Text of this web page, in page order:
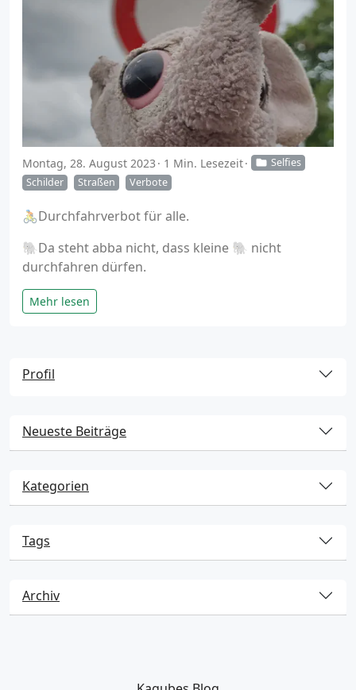
Montag, 28. August 2023 1 Min. Lesezeit
Selfies
Schilder
Straßen Verbote
🚴Durchfahrverbot für alle.
🐘Da steht abba nicht, dass kleine 🐘 nicht
durchfahren dürfen.
Mehr lesen
Profil
Neueste Beiträge
Kategorien
Tags
Archiv